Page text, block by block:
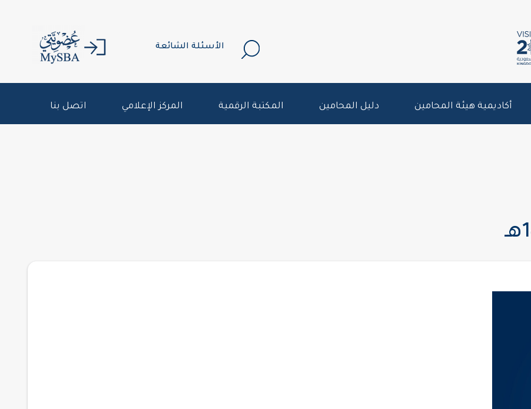
الأسئلة الشائعة
أكاديمية هيئة المحامين دليل المحامين المكتبة الرقمية المركز الإعلامي اتصل بنا